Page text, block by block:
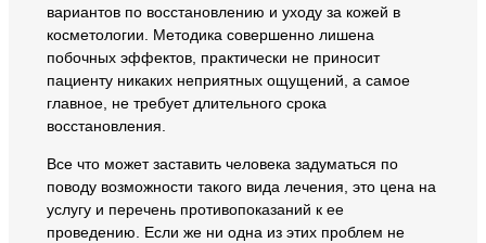
вариантов по восстановлению и уходу за кожей в
косметологии. Методика совершенно лишена
побочных эффектов, практически не приносит
пациенту никаких неприятных ощущений, а самое
главное, не требует длительного срока
восстановления.
Все что может заставить человека задуматься по
поводу возможности такого вида лечения, это цена на
услугу и перечень противопоказаний к ее
проведению. Если же ни одна из этих проблем не